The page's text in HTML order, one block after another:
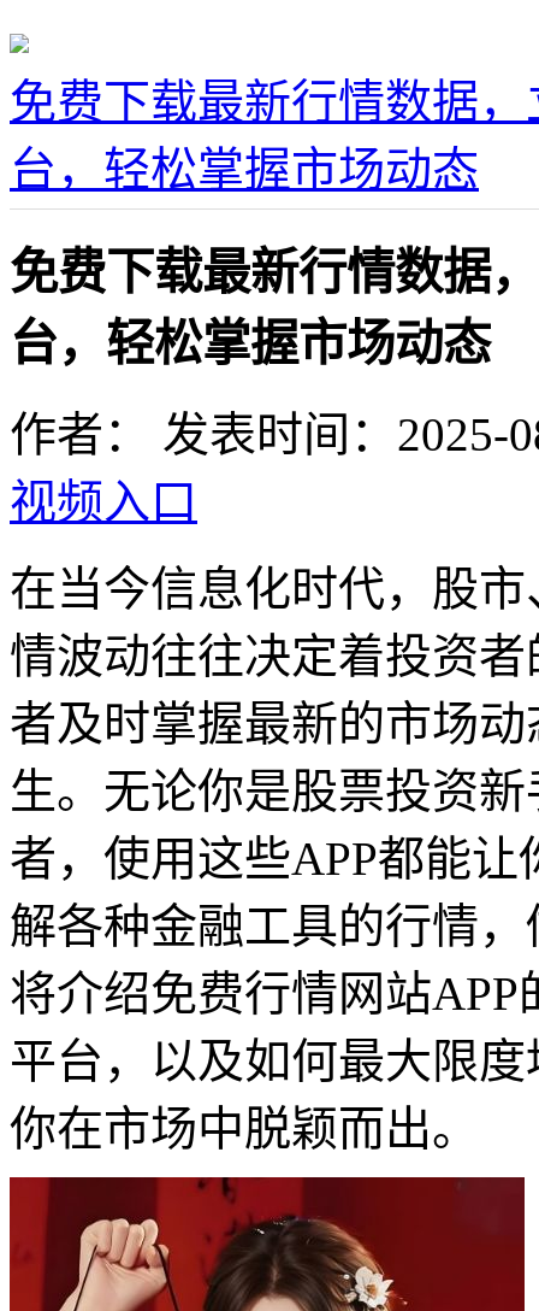
免费下载最新行情数据
台，轻松掌握市场动态
免费下载最新行情数据
台，轻松掌握市场动态
作者：
发表时间：2025-
视频入口
在当今信息化时代，股
情波动往往决定着投资
者及时掌握最新的市场
生。无论你是股票投资
者，使用这些APP都能
解各种金融工具的行情
将介绍免费行情网站
平台，以及如何最大限
你在市场中脱颖而出。